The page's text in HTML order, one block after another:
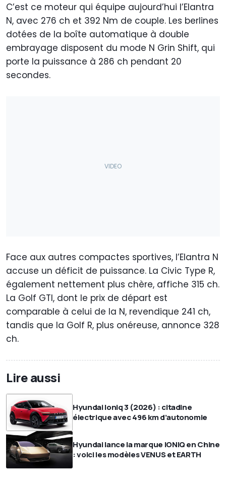
C’est ce moteur qui équipe aujourd’hui l’Elantra
N, avec 276 ch et 392 Nm de couple. Les berlines
dotées de la boîte automatique à double
embrayage disposent du mode N Grin Shift, qui
porte la puissance à 286 ch pendant 20
secondes.
Face aux autres compactes sportives, l’Elantra N
accuse un déficit de puissance. La Civic Type R,
également nettement plus chère, affiche 315 ch.
La Golf GTI, dont le prix de départ est
comparable à celui de la N, revendique 241 ch,
tandis que la Golf R, plus onéreuse, annonce 328
ch.
Lire aussi
Hyundai Ioniq 3 (2026) : citadine
électrique avec 496 km d’autonomie
Hyundai lance la marque IONIQ en Chine
: voici les modèles VENUS et EARTH